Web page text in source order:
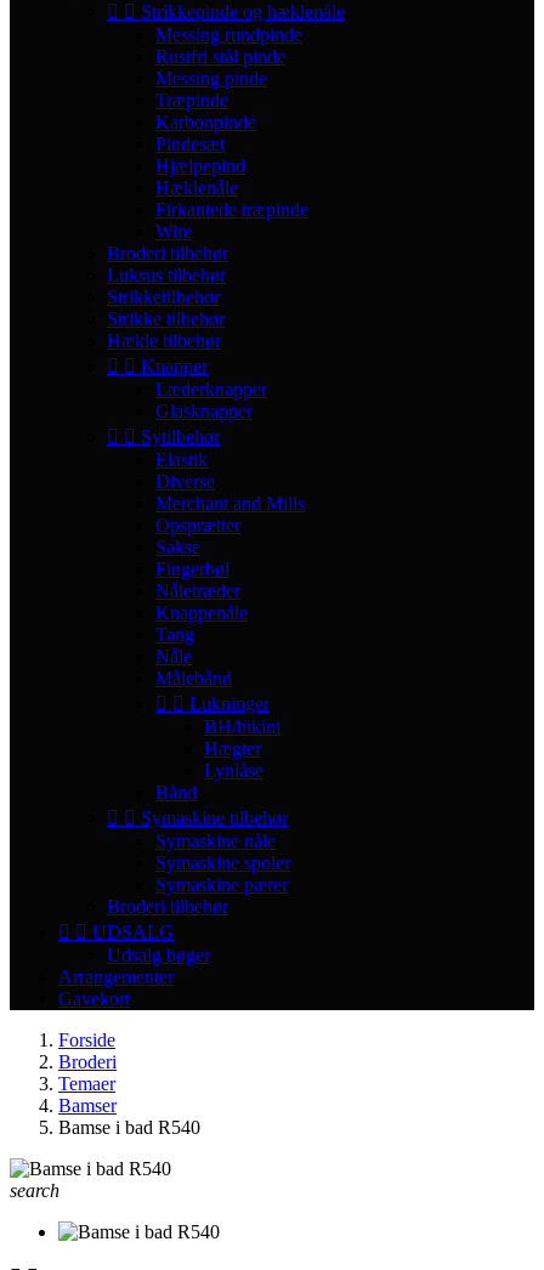
  Strikkepinde og hæklenåle
Messing rundpinde
Rustfri stål pinde
Messing pinde
Træpinde
Karbonpinde
Pindesæt
Hjælpepind
Hæklenåle
Firkantede træpinde
Wire
Broderi tilbehør
Luksus tilbehør
Strikketilbehør
Strikke tilbehør
Hækle tilbehør
  Knapper
Læderknapper
Glasknapper
  Sytilbehør
Elastik
Diverse
Merchant and Mills
Opsprætter
Sakse
Fingerbøl
Nåletræder
Knappenåle
Tang
Nåle
Målebånd
  Lukninger
BH/bikini
Hægter
Lynlåse
Bånd
  Symaskine tilbehør
Symaskine nåle
Symaskine spoler
Symaskine pærer
Broderi tilbehør
  UDSALG
Udsalg bøger
Arrangementer
Gavekort
Forside
Broderi
Temaer
Bamser
Bamse i bad R540
search